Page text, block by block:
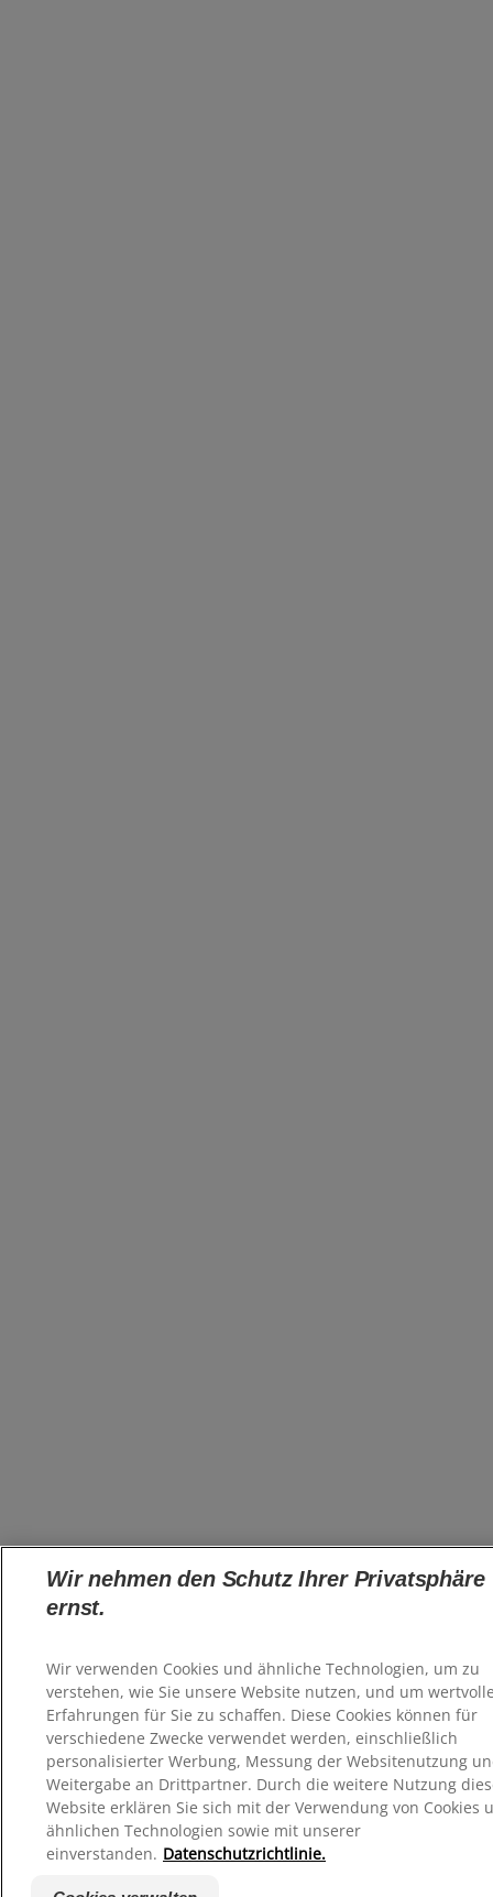
Wir nehmen den Schutz Ihrer Privatsphäre
ernst.
Wir verwenden Cookies und ähnliche Technologien, um zu
verstehen, wie Sie unsere Website nutzen, und um
Erfahrungen für Sie zu schaffen. Diese Cookies können für
verschiedene Zwecke verwendet werden, einschließlich
personalisierter Werbung, Messung der Websitenutzung
Weitergabe an Drittpartner. Durch die weitere Nutzung
Website erklären Sie sich mit der Verwendung von Cookies
ähnlichen Technologien sowie mit unserer
einverstanden. Datenschutzrichtlinie.